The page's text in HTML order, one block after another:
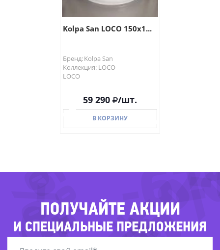
Kolpa San LOCO 150х1...
Бренд: Kolpa San
Коллекция: LOCO
LOCO
59 290 /шт.
В КОРЗИНУ
В КОРЗИНУ
ПОЛУЧАЙТЕ АКЦИИ
И СПЕЦИАЛЬНЫЕ ПРЕДЛОЖЕНИЯ
-